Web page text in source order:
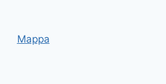
Mappa